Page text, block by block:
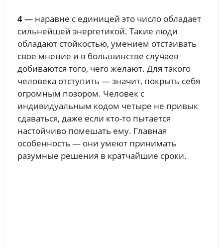
4— наравне с единицей это число обладает
сильнейшей энергетикой. Такие люди
обладают стойкостью, умением отстаивать
свое мнение и в большинстве случаев
добиваются того, чего желают. Для такого
человека отступить — значит, покрыть себя
огромным позором. Человек с
индивидуальным кодом четыре не привык
сдаваться, даже если кто-то пытается
настойчиво помешать ему. Главная
особенность — они умеют принимать
разумные решения в кратчайшие сроки.